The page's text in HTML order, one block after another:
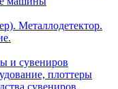
Металлодетектор.
и сувениров
плоттеры
сувениров